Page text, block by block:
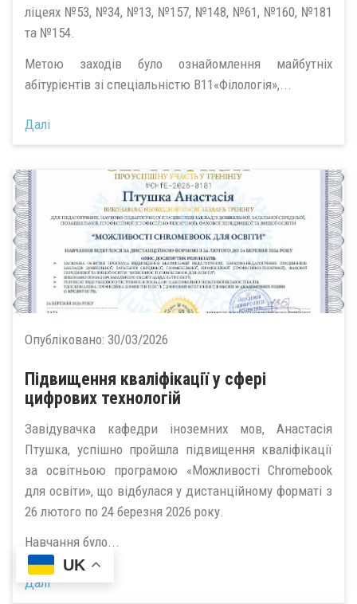
ліцеях №53, №34, №13, №157, №148, №61, №160, №181
та №154.
Метою заходів було ознайомлення майбутніх
абітурієнтів зі спеціальністю В11«Філологія»,...
Далі
Опубліковано: 30/03/2026
Підвищення кваліфікації у сфері
цифрових технологій
Завідувачка кафедри іноземних мов, Анастасія
Птушка, успішно пройшла підвищення кваліфікації
за освітньою програмою «Можливості Chromebook
для освіти», що відбулася у дистанційному форматі з
26 лютого по 24 березня 2026 року.
Навчання було...
Далі
UK